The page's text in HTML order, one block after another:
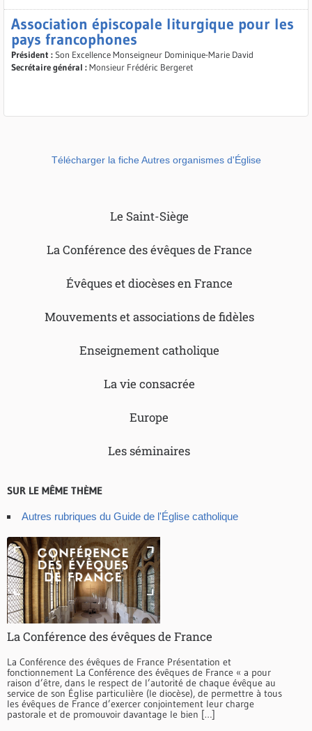
Association épiscopale liturgique pour les
pays francophones
Président : Son Excellence Monseigneur Dominique-Marie David
Secrétaire général :Monsieur Frédéric Bergeret
Télécharger la fiche Autres organismes d'Église
Le Saint-Siège
La Conférence des évêques de France
Évêques et diocèses en France
Mouvements et associations de fidèles
Enseignement catholique
La vie consacrée
Europe
Les séminaires
SUR LE MÊME THÈME
Autres rubriques du Guide de l'Église catholique
La Conférence des évêques de France
La Conférence des évêques de France Présentation et
fonctionnement La Conférence des évêques de France « a pour
raison d’être, dans le respect de l’autorité de chaque évêque au
service de son Église particulière (le diocèse), de permettre à tous
les évêques de France d’exercer conjointement leur charge
pastorale et de promouvoir davantage le bien […]